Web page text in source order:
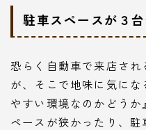
駐車スペースが３
恐らく自動車で来店さ
が、そこで地味に気に
やすい環境なのかどう
ペースが狭かったり、駐